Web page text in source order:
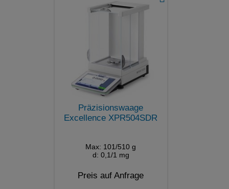
Präzisionswaage
Excellence XPR504SDR
Max: 101/510 g
d: 0,1/1 mg
Preis auf Anfrage